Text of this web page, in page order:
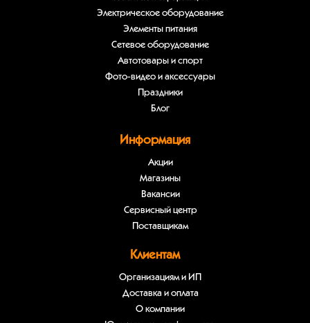
Электрическое оборудование
Элементы питания
Сетевое оборудование
Автотовары и спорт
Фото-видео и аксессуары
Праздники
Блог
Информация
Акции
Магазины
Вакансии
Сервисный центр
Поставщикам
Клиентам
Организациям и ИП
Доставка и оплата
О компании